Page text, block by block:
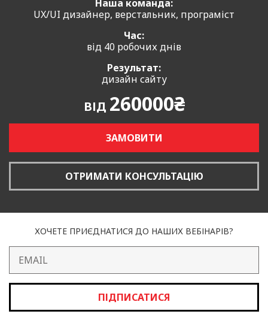
Наша команда:
UX/UI дизайнер, верстальник, програміст
Час:
від 40 робочих днів
Результат:
дизайн сайту
ВІД 260000₴
ЗАМОВИТИ
ОТРИМАТИ КОНСУЛЬТАЦІЮ
ХОЧЕТЕ ПРИЄДНАТИСЯ ДО НАШИХ ВЕБІНАРІВ?
ПІДПИСАТИСЯ